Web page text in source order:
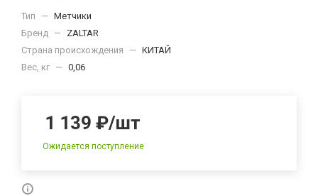
Тип — Метчики
Бренд — ZALTAR
Страна происхождения
— КИТАЙ
Вес, кг — 0,06
1 139 ₽/шт
Ожидается поступление